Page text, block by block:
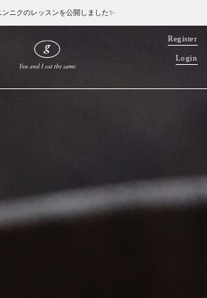
ニクのレッスンを公開しました✨
Register
Login